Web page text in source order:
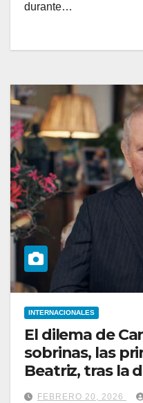
durante…
INTERNACIONALES
El dilema de
sobrinas, las
Beatriz, tras la
expríncipe
FEBRERO 20, 2026